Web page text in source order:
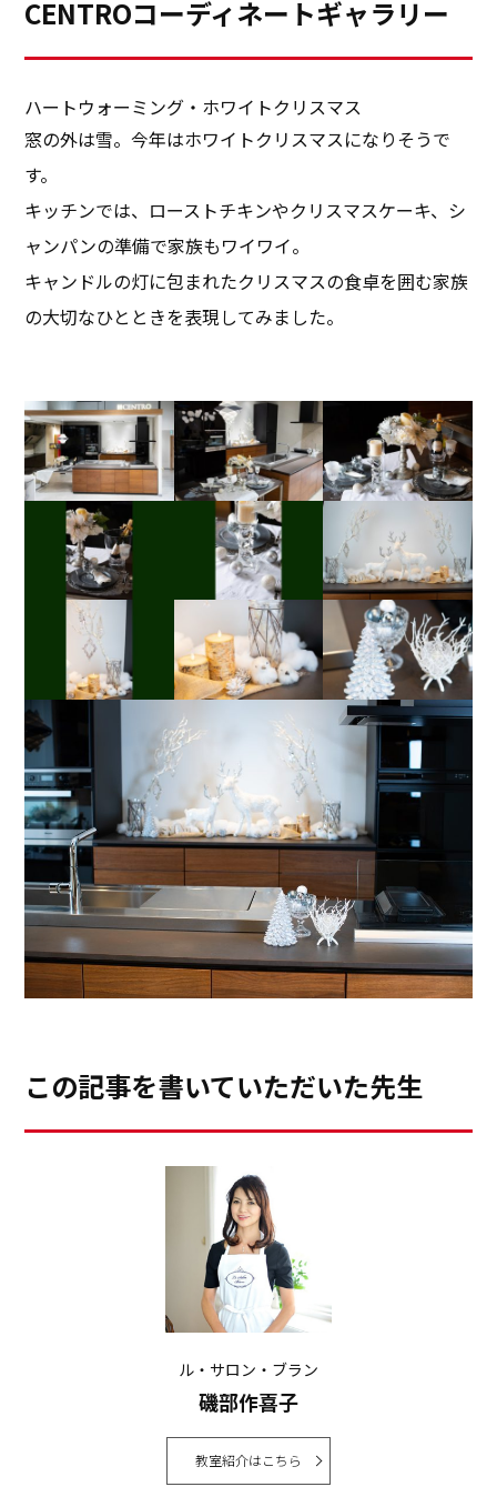
食を仕事にでき、皆様のお役に立つことができるのは、
私にとって至福の喜びです。そして、もう一つは、
「花・芸術文化協会の新年会＆作品展」
「テーブルコーディネート講座」の生徒さん８名が素晴
らしい作品をご出展くださいました。
テーブルコーディネートは単に食器やカトラリーを並べ
本当に塩・コショウとハーブだけのシンプルな味つけで
トでなくても、厚手のホーロー鍋でも美味しくできると
思います。
そのままでも美味しいですが、オリーブとケーパーとア
ンチョビのソースや、赤ワインとバルサミコのソースで
召し上がって頂いても美味かと思います。残ったお肉は
スライスして冷凍し、ピラフやパスタの具材などにも重
宝します。
思います。よろしければ、作ってみてくださいね。
類ものお料理を同時に進行して作る私には本当に便利で
した。
細かいことですが、調理中に意外と大変なのが、ハンバ
ーグなどお肉を触っていた手で水を出したいときに水栓
が汚れてしまうこと。手を洗った後、さらに水栓も洗い
磨かなければなりません。そんな主婦のお悩みに答えて
くれる自動水栓。手をかざすだけでお水を出したり止め
たりできます。また、CENTROオリジナルのワークトッ
プと同素材のリンクカウンターは作業台にも食卓にも使
えます。配膳の際にお皿を並べる場所が足りないと、最
後の料理の仕上げがスムーズにいかず困ってしまいま
す。CENTROキッチンではそんな心配もなく、調理→配
膳→食事→後片付けの動線が実にスムーズなのです。美
しいカウンターはランチョンマットやお花などでコーデ
ィネートすれば、日々の食事も豊かな気分になることで
しょう。
背面にも大きな収納があり、収納側にも作業スペースを
CENTROコーディネートギャラリー
ハートウォーミング・ホワイトクリスマス
窓の外は雪。今年はホワイトクリスマスになりそうで
す。
キッチンでは、ローストチキンやクリスマスケーキ、シ
ャンパンの準備で家族もワイワイ。
キャンドルの灯に包まれたクリスマスの食卓を囲む家族
の大切なひとときを表現してみました。
この記事を書いていただいた先生
ル・サロン・ブラン
磯部作喜子
教室紹介はこちら